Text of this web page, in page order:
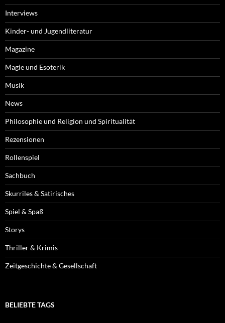
Interviews
Kinder- und Jugendliteratur
Magazine
Magie und Esoterik
Musik
News
Philosophie und Religion und Spiritualität
Rezensionen
Rollenspiel
Sachbuch
Skurriles & Satirisches
Spiel & Spaß
Storys
Thriller & Krimis
Zeitgeschichte & Gesellschaft
BELIEBTE TAGS